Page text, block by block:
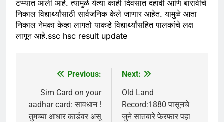
टप्प्यात आली आहे. त्यामुळे येत्या काही दिवसात दहावी आणि बारावीचे
निकाल विद्यार्थ्यांसाठी सार्वजनिक केले जाणार आहेत. यामुळे आता
निकाल नेमका केव्हा लागतो याकडे विद्यार्थ्यांसहित पालकांचे लक्ष
लागून आहे.ssc hsc result update
navigation
Previous:
Sim Card on your
aadhar card: सावधान !
तुमच्या आधार कार्डवर असू
Next:
Old Land
Record:1880 पासूनचे
जुने सातबारे फेरफार पहा